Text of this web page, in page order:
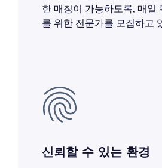
한 매칭이 가능하도록, 매일
를 위한 전문가를 모집하고
신뢰할 수 있는 환경